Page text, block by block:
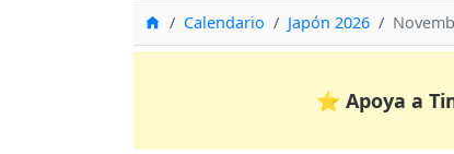
InicioCalendario Japón 2026
⭐ Apoya a